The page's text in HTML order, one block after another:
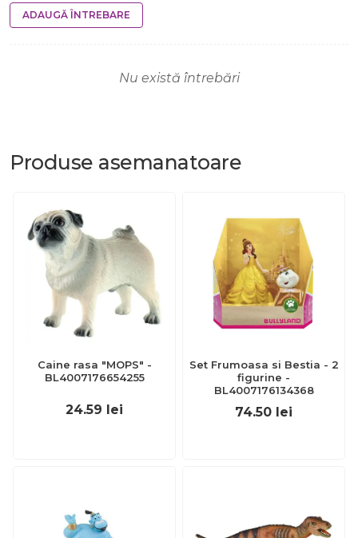
ADAUGĂ ÎNTREBARE
Nu există întrebări
Produse asemanatoare
Caine rasa "MOPS" -
BL4007176654255
24.59 lei
Set Frumoasa si Bestia - 2
figurine -
BL4007176134368
74.50 lei